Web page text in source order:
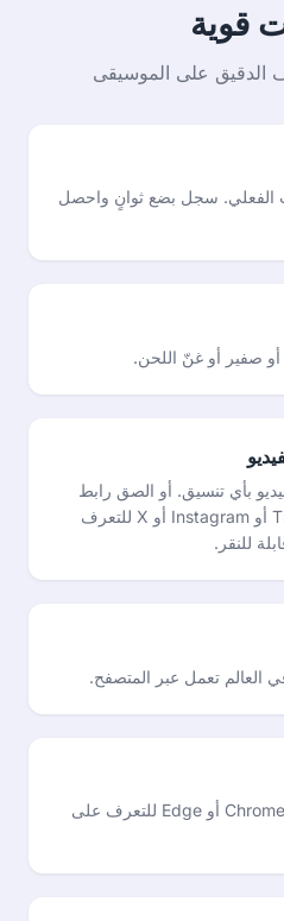
قوية
الدقيق على الموسيقى
الفعلي. سجل بضع ثوانٍ واحصل
صفير أو غنّ اللحن.
بأي تنسيق. أو الصق رابط
فيديو من YouTube أو TikTok أو Instagram أو X للتعرف
للنقر.
قم بتثبيت AHA Music على Chrome أو Edge للتعرف على